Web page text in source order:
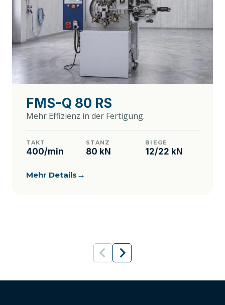
FMS-Q 80 RS
Mehr Effizienz in der Fertigung.
TAKT
400/min
STANZ
80 kN
BIEGE
12/22 kN
Mehr Details →